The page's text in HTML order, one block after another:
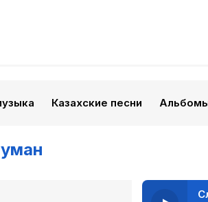
Казахские песни